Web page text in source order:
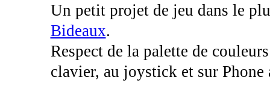
Un petit projet de jeu dans le
Bideaux.
Respect de la palette de
clavier, au joystick et sur